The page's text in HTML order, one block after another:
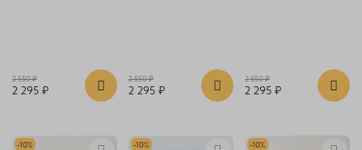
2 550 ₽
2 295 ₽
2 550 ₽
2 295 ₽
2 550 ₽
2 295 ₽
-10% -10% -10%